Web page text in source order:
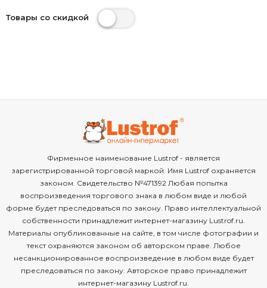
Товары со скидкой
Фирменное наименование Lustrof - является
зарегистрированной торговой маркой. Имя Lustrof охраняется
законом. Свидетельство №471392 Любая попытка
воспроизведения торгового знака в любом виде и любой
форме будет преследоваться по закону. Право интеллектуальной
собственности принадлежит интернет-магазину Lustrof.ru.
Материалы опубликованные на сайте, в том числе фотографии и
текст охраняются законом об авторском праве. Любое
несанкционированное воспроизведение в любом виде будет
преследоваться по закону. Авторское право принадлежит
интернет-магазину Lustrof.ru.